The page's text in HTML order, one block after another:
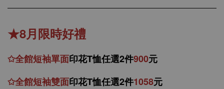
★8月限時好禮
✩全館短袖單面印花T恤任選2件900元
✩全館短袖雙面印花T恤任選2件1058元